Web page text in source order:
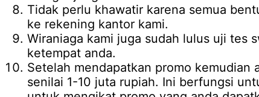
Tidak perlu khawatir karena semua
ke rekening kantor kami.
Wiraniaga kami juga sudah lulus uji tes
ketempat anda.
Setelah mendapatkan promo kemudian
senilai 1-10 juta rupiah. Ini berfungsi